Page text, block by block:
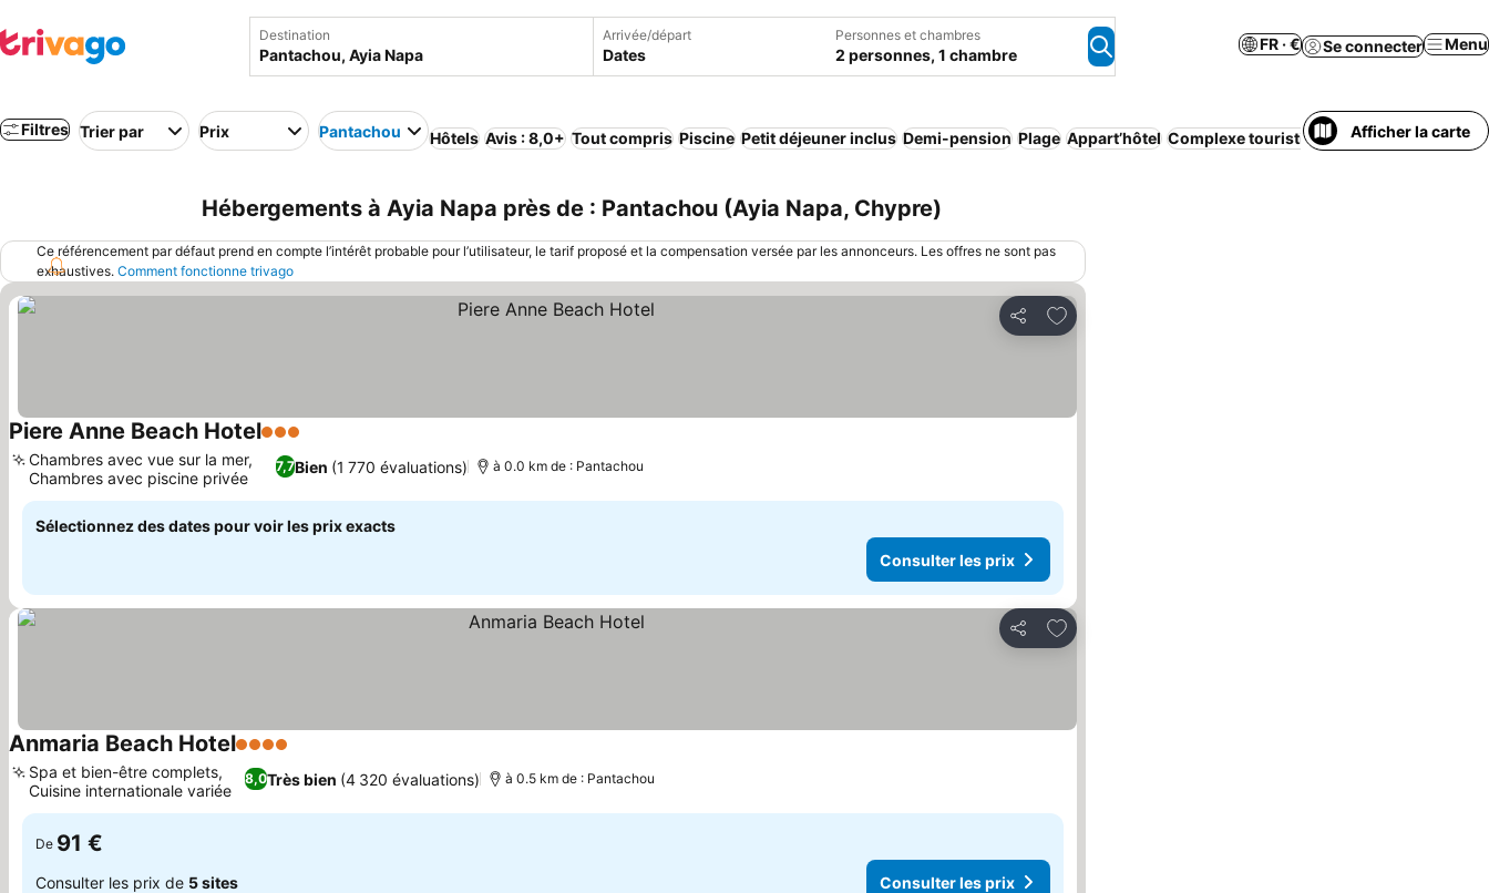
Destination Arrivée/départ
Dates
Personnes et chambres
2 personnes, 1 chambre
FR · € Se connecter Menu
Filtres Trier par Prix Pantachou Hôtels Avis : 8,0+ Tout compris Piscine Petit déjeuner inclus Demi-pension Plage Appart’hôtel Complexe touristique Annulation gratuite
Afficher la carte
Hébergements à Ayia Napa près de : Pantachou (Ayia Napa, Chypre)
Ce référencement par défaut prend en compte l’intérêt probable pour l’utilisateur, le tarif proposé et la compensation versée par les annonceurs. Les offres ne sont pas
exhaustives. Comment fonctionne trivago
Partager
Ajouter à mes favoris
Piere Anne Beach Hotel3 Étoiles
7,7Bien (1 770 évaluations)
Chambres avec vue sur la mer,
Chambres avec piscine privée
à 0.0 km de : Pantachou
Sélectionnez des dates pour voir les prix exacts
Consulter les prix
Partager
Ajouter à mes favoris
Anmaria Beach Hotel4 Étoiles
8,0Très bien (4 320 évaluations)
Spa et bien-être complets,
Cuisine internationale variée
à 0.5 km de : Pantachou
De 91 €
Consulter les prix de 5 sites Consulter les prix